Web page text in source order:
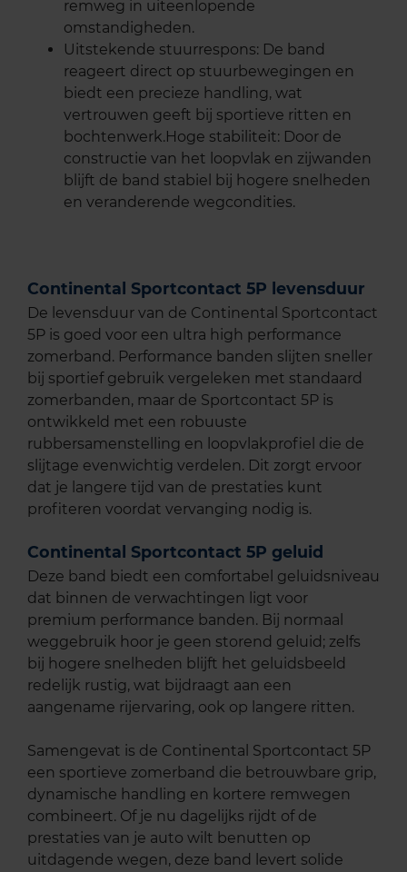
remweg in uiteenlopende
omstandigheden.
Uitstekende stuurrespons: De band
reageert direct op stuurbewegingen en
biedt een precieze handling, wat
vertrouwen geeft bij sportieve ritten en
bochtenwerk.Hoge stabiliteit: Door de
constructie van het loopvlak en zijwanden
blijft de band stabiel bij hogere snelheden
en veranderende wegcondities.
Continental Sportcontact 5P levensduur
De levensduur van de Continental Sportcontact
5P is goed voor een ultra high performance
zomerband. Performance banden slijten sneller
bij sportief gebruik vergeleken met standaard
zomerbanden, maar de Sportcontact 5P is
ontwikkeld met een robuuste
rubbersamenstelling en loopvlakprofiel die de
slijtage evenwichtig verdelen. Dit zorgt ervoor
dat je langere tijd van de prestaties kunt
profiteren voordat vervanging nodig is.
Continental Sportcontact 5P geluid
Deze band biedt een comfortabel geluidsniveau
dat binnen de verwachtingen ligt voor
premium performance banden. Bij normaal
weggebruik hoor je geen storend geluid; zelfs
bij hogere snelheden blijft het geluidsbeeld
redelijk rustig, wat bijdraagt aan een
aangename rijervaring, ook op langere ritten.
Samengevat is de Continental Sportcontact 5P
een sportieve zomerband die betrouwbare grip,
dynamische handling en kortere remwegen
combineert. Of je nu dagelijks rijdt of de
prestaties van je auto wilt benutten op
uitdagende wegen, deze band levert solide